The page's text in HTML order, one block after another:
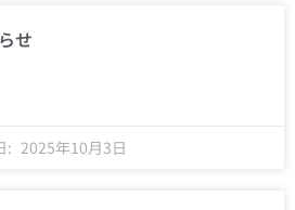
せ
2025年10月3日